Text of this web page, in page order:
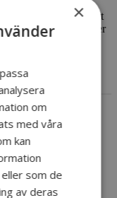
en grundmall för att
Detaljerna hjälper
kontakta oss direkt
oss?
i din
plats med
×
om
med våra
kan
som de
av deras